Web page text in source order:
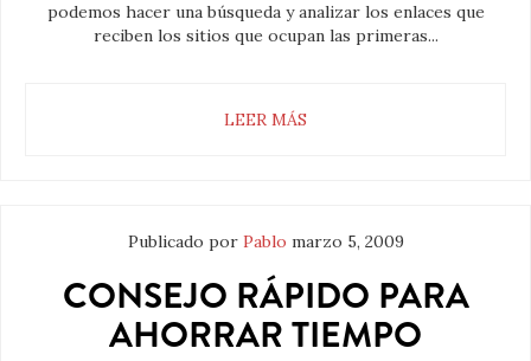
podemos hacer una búsqueda y analizar los enlaces que
reciben los sitios que ocupan las primeras...
LEER MÁS
Publicado por Pablo marzo 5, 2009
CONSEJO RÁPIDO PARA
AHORRAR TIEMPO